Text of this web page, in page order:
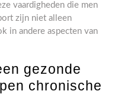
vaardigheden die men
zijn niet alleen
in andere aspecten van
gezonde
chronische